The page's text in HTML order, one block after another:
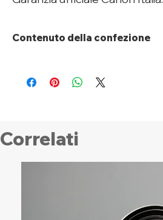
Contenuto della confezione
Paraluce ET-83F (WIII)
Copriobiettivo E-77 II
Correlati